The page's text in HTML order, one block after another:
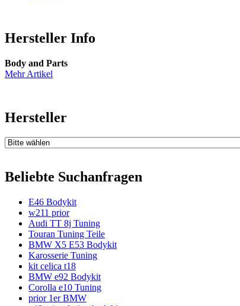
Hersteller Info
Body and Parts
Mehr Artikel
Hersteller
Beliebte Suchanfragen
E46 Bodykit
w211 prior
Audi TT 8j Tuning
Touran Tuning Teile
BMW X5 E53 Bodykit
Karosserie Tuning
kit celica t18
BMW e92 Bodykit
Corolla e10 Tuning
prior 1er BMW